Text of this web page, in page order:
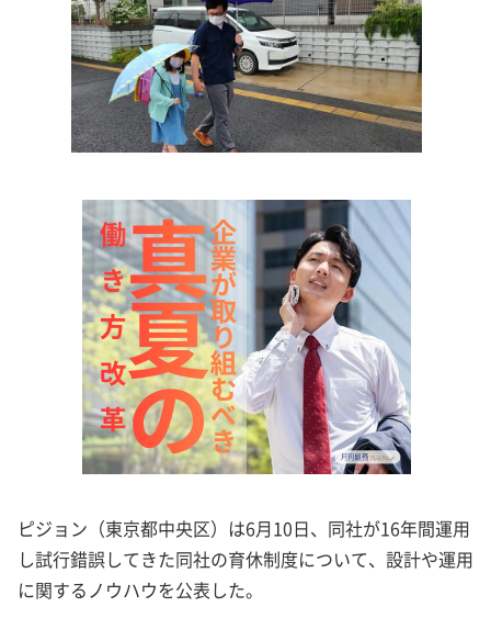
ピジョン（東京都中央区）は6月10日、同社が16年間運用
し試行錯誤してきた同社の育休制度について、設計や運用
に関するノウハウを公表した。